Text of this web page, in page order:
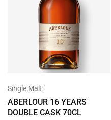
Single Malt
ABERLOUR 16 YEARS
DOUBLE CASK 70CL